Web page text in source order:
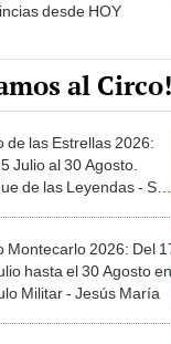
desde HOY
al Circo!
de las Estrellas 2026:
Julio al 30 Agosto.
de las Leyendas - San
Montecarlo 2026: Del
hasta el 30 Agosto en
Militar - Jesús María